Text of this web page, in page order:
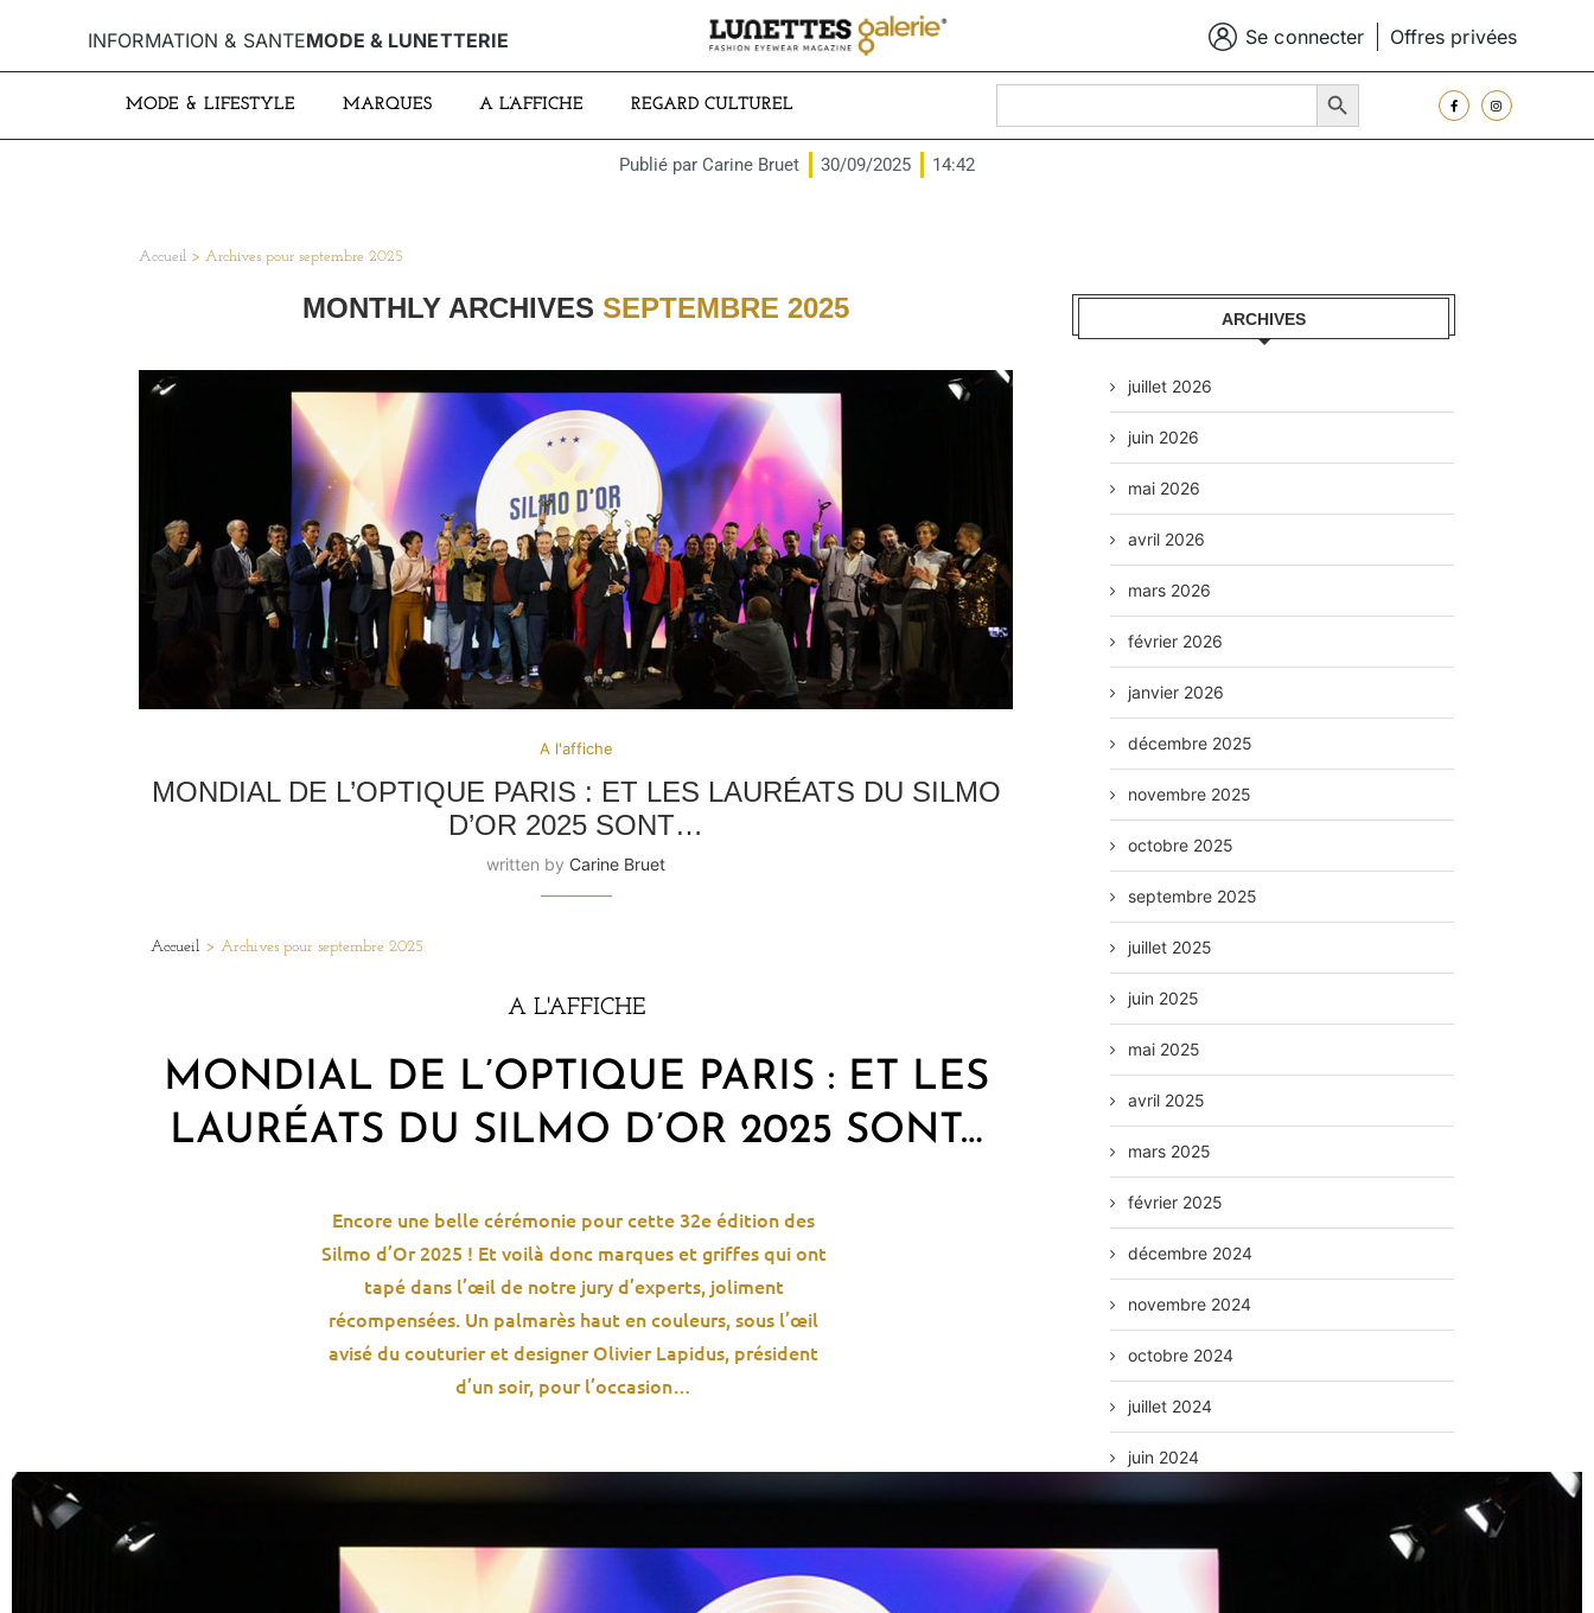
INFORMATION & SANTEMODE & LUNETTERIE Se connecter Offres privées
MODE & LIFESTYLE MARQUES A L’AFFICHE REGARD CULTUREL
Search
SEARCH BUTTON
Publié par Carine Bruet 30/09/2025 14:42
Accueil > Archives pour septembre 2025
MONTHLY ARCHIVESSEPTEMBRE 2025
A l'affiche
MONDIAL DE L’OPTIQUE PARIS : ET LES LAURÉATS DU SILMO
D’OR 2025 SONT…
written by Carine Bruet
Accueil > Archives pour septembre 2025
A L'AFFICHE
MONDIAL DE L’OPTIQUE PARIS : ET LES
LAURÉATS DU SILMO D’OR 2025 SONT…
Encore une belle cérémonie pourcette32eédition des
Silmo d’Or 2025 ! Et voilà donc marques et griffes qui ont
tapé dans l’œil de notre jury d’experts, joliment
récompensées. Un palmarès haut en couleurs, sous l’œil
avisé du couturieret designer Olivier Lapidus, président
d’un soir, pour l’occasion…
ARCHIVES
juillet 2026
juin 2026
mai 2026
avril 2026
mars 2026
février 2026
janvier 2026
décembre 2025
novembre 2025
octobre 2025
septembre 2025
juillet 2025
juin 2025
mai 2025
avril 2025
mars 2025
février 2025
décembre 2024
novembre 2024
octobre 2024
juillet 2024
juin 2024
mai 2024